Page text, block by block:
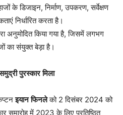
के डिजाइन, निर्माण, उपकरण, सर्वेक्षण
निर्धारित करता है।
अनुमोदित किया गया है, जिसमें लगभग
का संयुक्त बेड़ा है।
पुरस्कार मिला
इयान फिनलेको 2 दिसंबर 2024 को
समारोह में 2023 के लिए प्रतिष्ठित